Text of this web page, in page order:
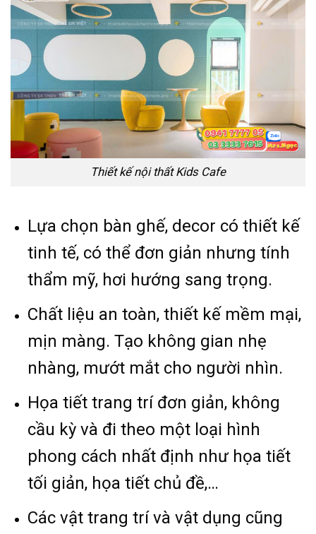
Thiết kế nội thất Kids Cafe
Lựa chọn bàn ghế, decor có thiết kế
tinh tế, có thể đơn giản nhưng tính
thẩm mỹ, hơi hướng sang trọng.
Chất liệu an toàn, thiết kế mềm mại,
mịn màng. Tạo không gian nhẹ
nhàng, mướt mắt cho người nhìn.
Họa tiết trang trí đơn giản, không
cầu kỳ và đi theo một loại hình
phong cách nhất định như họa tiết
tối giản, họa tiết chủ đề,…
Các vật trang trí và vật dụng cũng